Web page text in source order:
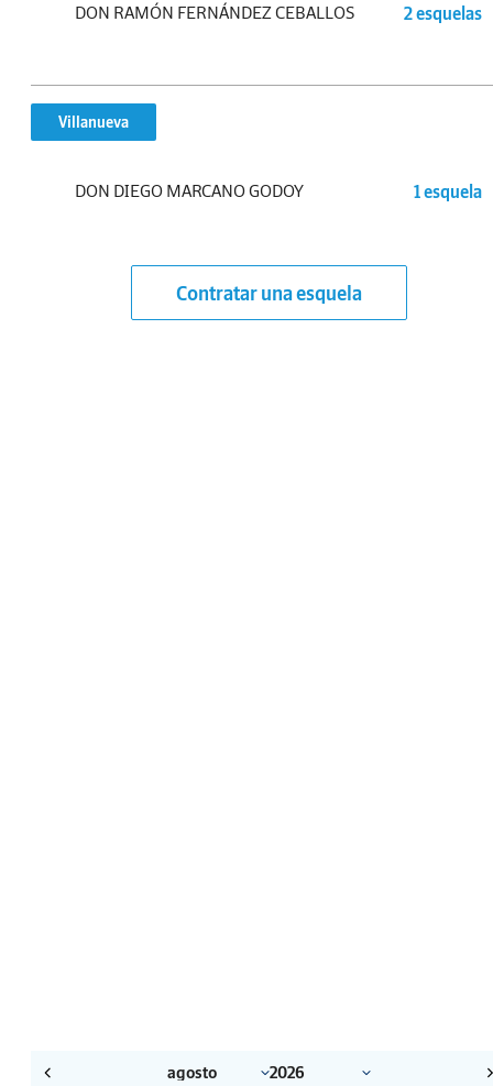
DON RAMÓN FERNÁNDEZ CEBALLOS 2 esquelas
Villanueva
DON DIEGO MARCANO GODOY 1 esquela
Contratar una esquela